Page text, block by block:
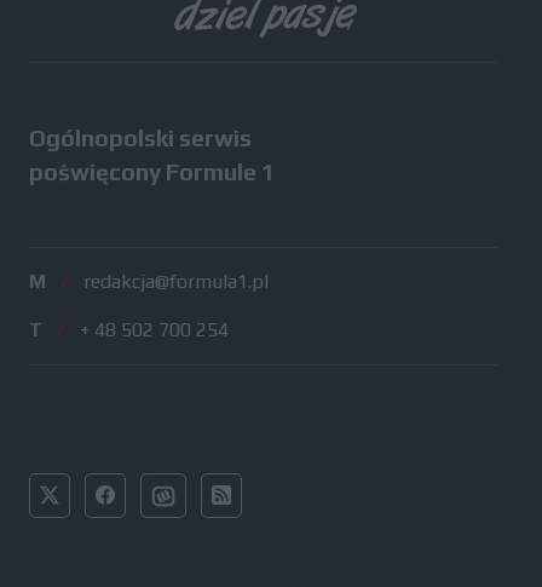
Ogólnopolski serwis
poświęcony Formule 1
M / redakcja@formula1.pl
T / + 48 502 700 254